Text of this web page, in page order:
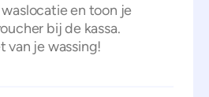
waslocatie en toon je
bij de kassa.
van je wassing!